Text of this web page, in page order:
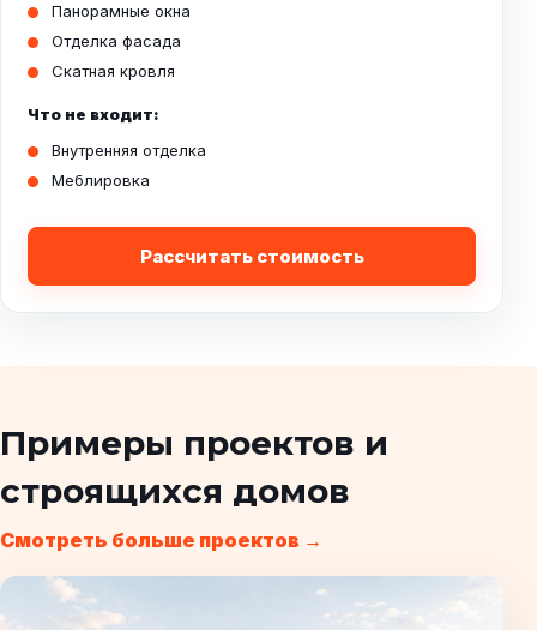
Панорамные окна
Отделка фасада
Скатная кровля
Что не входит:
Внутренняя отделка
Меблировка
Рассчитать стоимость
Примеры проектов и
строящихся домов
Смотреть больше проектов →